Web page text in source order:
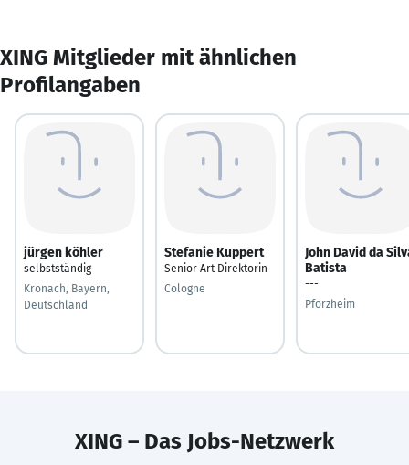
XING Mitglieder mit ähnlichen
Profilangaben
jürgen köhler
selbstständig
Kronach, Bayern,
Deutschland
Stefanie Kuppert
Senior Art Direktorin
Cologne
John David da
Batista
---
Pforzheim
XING – Das Jobs-Netzwerk